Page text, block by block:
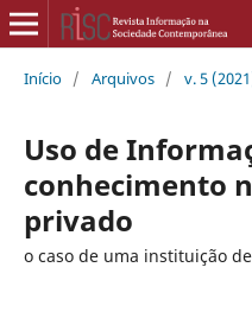
Início / Arquivos / v. 5
Uso de
conhecimento
privado
o caso de uma instituição